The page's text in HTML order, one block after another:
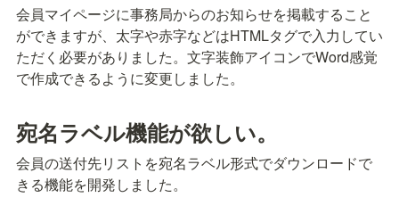
会員マイページに事務局からのお知らせを掲載すること
ができますが、太字や赤字などはHTMLタグで入力してい
ただく必要がありました。文字装飾アイコンでWord感覚
で作成できるように変更しました。
宛名ラベル機能が欲しい。
会員の送付先リストを宛名ラベル形式でダウンロードで
きる機能を開発しました。